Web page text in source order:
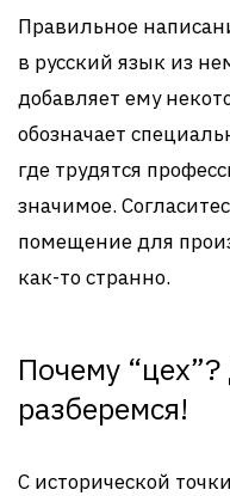
Правильное
в русский язык из
добавляет ему
обозначает
где трудятся
значимое.
помещение для
как-то странно.
Почему
разберемся!
С исторической